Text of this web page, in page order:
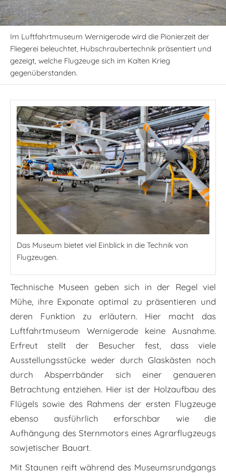
Im Luftfahrtmuseum Wernigerode wird die Pionierzeit der
Fliegerei beleuchtet, Hubschraubertechnik präsentiert und
gezeigt, welche Flugzeuge sich im Kalten Krieg
gegenüberstanden.
Das Museum bietet viel Einblick in die Technik von
Flugzeugen.
Technische Museen geben sich in der Regel viel
Mühe, ihre Exponate optimal zu präsentieren und
deren Funktion zu erläutern. Hier macht das
Luftfahrtmuseum Wernigerode keine Ausnahme.
Erfreut stellt der Besucher fest, dass viele
Ausstellungsstücke weder durch Glaskästen noch
durch Absperrbänder sich ­einer genaueren
Betrachtung entziehen. Hier ist der Holzaufbau des
Flügels sowie des Rahmens der ersten Flugzeuge
ebenso ausführlich erforschbar wie die
Aufhängung des Sternmotors eines Agrarflugzeugs
sowjetischer Bauart.
Mit Staunen reift während des Museumsrundgangs